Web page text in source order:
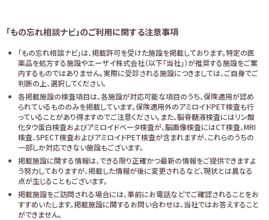
「もの忘れ相談ナビ」のご利用に関する注意事項
「もの忘れ相談ナビ」は、掲載許可を受けた施設を掲載しております。特定の医
薬品を処方する施設やエーザイ株式会社（以下「当社」）が推奨する施設をご案
内するものではありません。実際に受診される施設につきましては、ご自身でご
判断の上、選択してください。
各掲載施設の検査項目は、各施設が対応可能な項目のうち、保険適用が認め
られているもののみを掲載しています。保険適用外のアミロイドPET検査も行
っていることがあり得ますのでご注意ください。また、脳脊髄液検査にはリン酸
化タウ蛋白検査およびアミロイドベータ検査が、脳画像検査にはCT検査、MRI
検査、SPECT検査およびアミロイドPET検査が含まれますが、これらのうちの
一部しか対応できない施設もございます。
掲載施設に関する情報は、できる限り正確かつ最新の情報をご提供できますよ
う努力しておりますが、掲載した情報が後に変更されるなど、現状とは異なる
点が生じることもございます。
掲載施設をご訪問される場合には、事前にお電話などでご確認されることをお
すすめいたします。掲載施設に関するお問い合わせは、当社ではお答えすること
ができません。